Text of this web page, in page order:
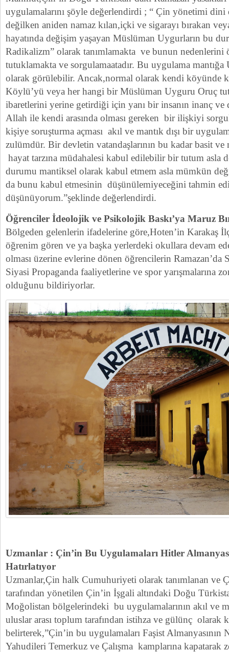
uygulamalarını şöyle değerlendirdi ; “ Çin yönetimi
değilken aniden namaz kılan,içki ve sigarayı bırakan
hayatında değişim yaşayan Müslüman Uygurların bu
Radikalizm” olarak tanımlamakta ve bunun nedenlerini
tutuklamakta ve sorgulamaatadır. Bu uygulama
olarak görülebilir. Ancak,normal olarak kendi köyünde
Köylü’yü veya her hangi bir Müslüman Uyguru Oruç
ibaretlerini yerine getirdiği için yanı bir insanın inanç ve
Allah ile kendi arasında olması gereken bir ilişkiyi
kişiye soruşturma açması akıl ve mantık dışı bir
zulümdür. Bir devletin vatandaşlarının bu kadar basit
hayat tarzına müdahalesi kabul edilebilir bir tutum asla
durumu mantiksel olarak kabul etmem asla mümkün
da bunu kabul etmesinin düşünülemiyeceğini tahmin
düşünüyorum.”şeklinde değerlendirdi.
Öğrenciler İdeolojik ve Psikolojik Baskı’ya Maruz
Bölgeden gelenlerin ifadelerine göre,Hoten’in Karakaş
öğrenim gören ve ya başka yerlerdeki okullara devam
olması üzerine evlerine dönen öğrencilerin Ramazan’da
Siyasi Propaganda faaliyetlerine ve spor yarışmalarına
olduğunu bildiriyorlar.
Uzmanlar : Çin’in Bu Uygulamaları Hitler
Hatırlatıyor
Uzmanlar,Çin halk Cumuhuriyeti olarak tanımlanan ve
tarafından yönetilen Çin’in İşgali altındaki Doğu
Moğolistan bölgelerindeki bu uygulamalarının akıl ve
uluslar arası toplum tarafından istihza ve gülünç olarak
belirterek,”Çin’in bu uygulamaları Faşist
Yahudileri Temerkuz ve Çalışma kamplarına kapatarak